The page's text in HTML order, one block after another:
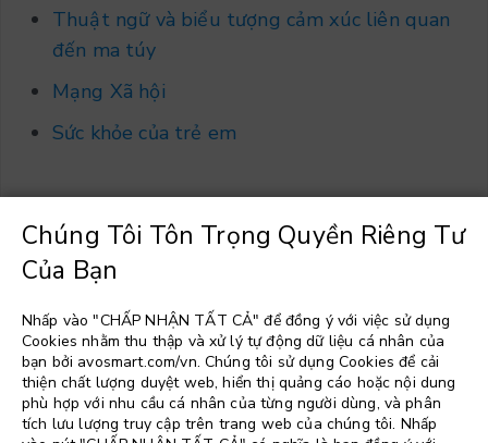
Thuật ngữ và biểu tượng cảm xúc liên quan
đến ma túy
Mạng Xã hội
Sức khỏe của trẻ em
Chọn một ngôn ngữ
Chúng Tôi Tôn Trọng Quyền Riêng Tư
Của Bạn
Nhấp vào "CHẤP NHẬN TẤT CẢ" để đồng ý với việc sử dụng
Cookies nhằm thu thập và xử lý tự động dữ liệu cá nhân của
bạn bởi avosmart.com/vn. Chúng tôi sử dụng Cookies để cải
thiện chất lượng duyệt web, hiển thị quảng cáo hoặc nội dung
phù hợp với nhu cầu cá nhân của từng người dùng, và phân
tích lưu lượng truy cập trên trang web của chúng tôi. Nhấp